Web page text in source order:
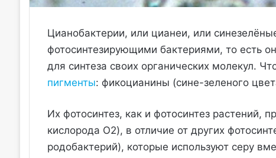
Цианобактерии, или цианеи, или
фотосинтезирующими бактериями, то есть
для синтеза своих органических молекул.
пигменты: фикоцианины (сине-зеленого
Их фотосинтез, как и фотосинтез растений,
кислорода O2), в отличие от других
родобактерий), которые используют серу